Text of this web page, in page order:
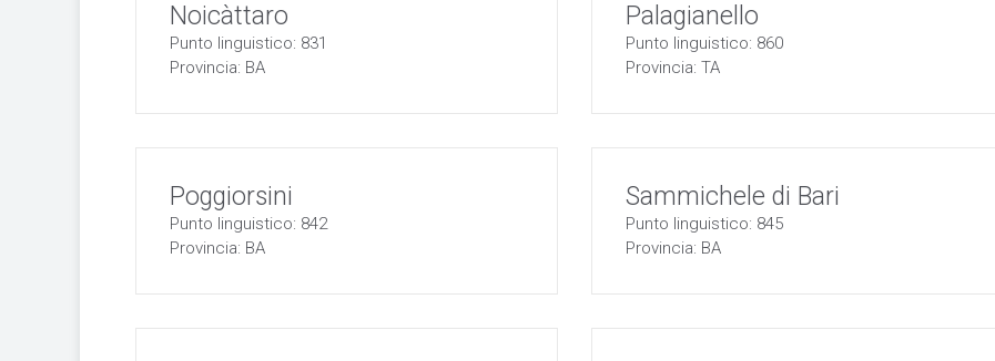
Noicàttaro
Punto linguistico: 831
Provincia: BA
Palagianello
Punto linguistico: 860
Provincia: TA
Poggiorsini
Punto linguistico: 842
Provincia: BA
Sammichele di Bari
Punto linguistico: 845
Provincia: BA